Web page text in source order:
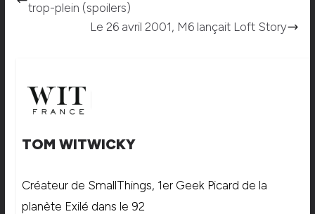
trop-plein (spoilers)
Le 26 avril 2001, M6 lançait Loft Story
TOM WITWICKY
Créateur de SmallThings, 1er Geek Picard de la
planète Exilé dans le 92